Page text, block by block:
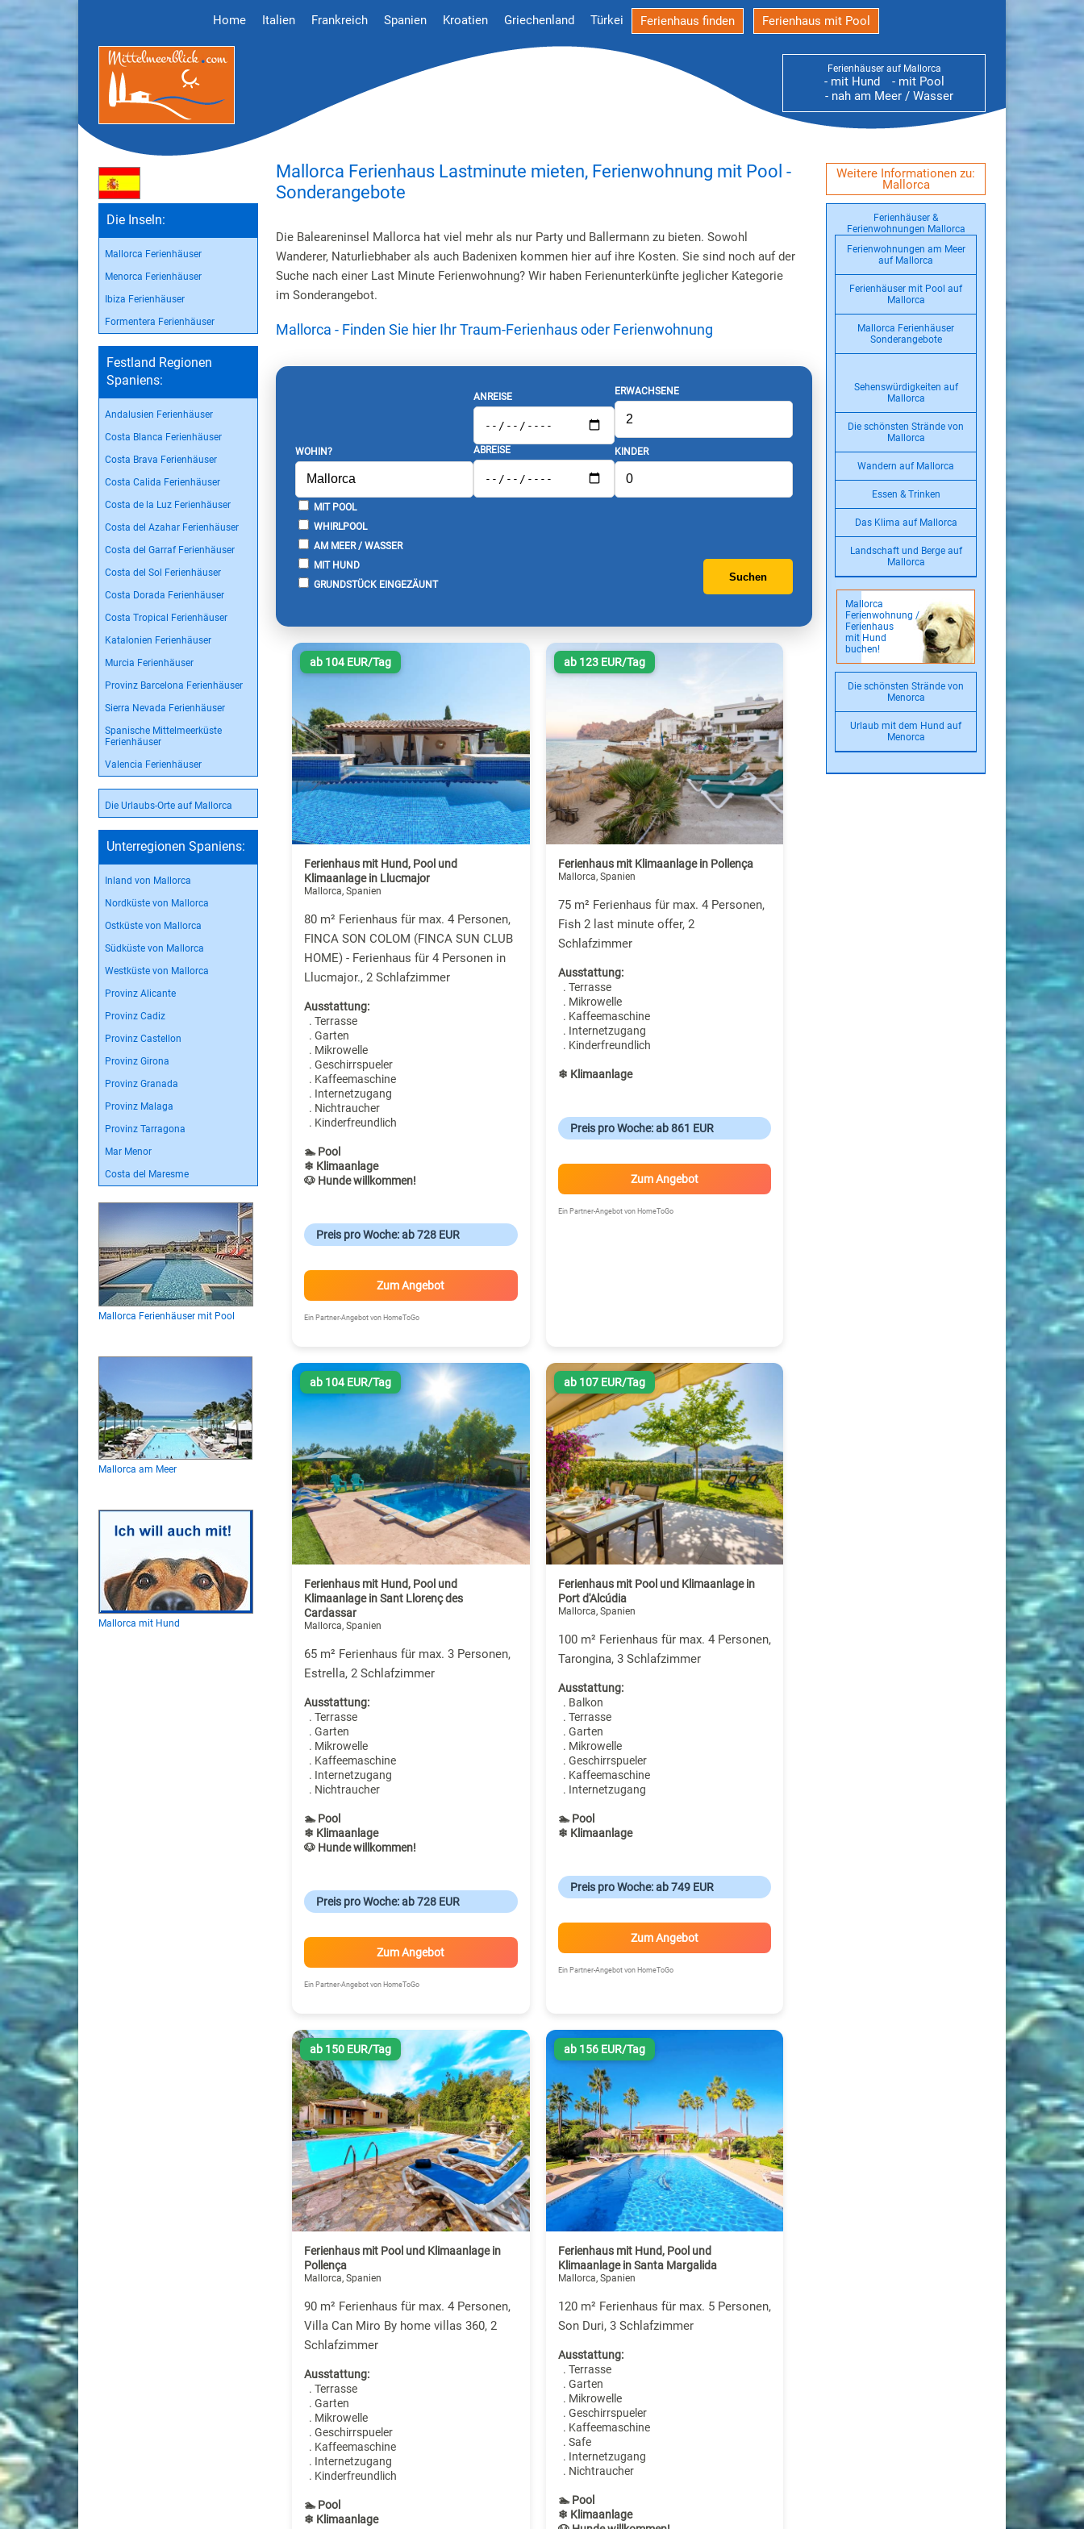
Home Italien Frankreich Spanien Kroatien Griechenland Türkei Ferienhaus finden Ferienhaus mit Pool
Ferienhäuser auf Mallorca
- mit Hund
- mit Pool
- nah am Meer / Wasser
Die Inseln:
Mallorca Ferienhäuser
Menorca Ferienhäuser
Ibiza Ferienhäuser
Formentera Ferienhäuser
Festland Regionen
Spaniens:
Andalusien Ferienhäuser
Costa Blanca Ferienhäuser
Costa Brava Ferienhäuser
Costa Calida Ferienhäuser
Costa de la Luz Ferienhäuser
Costa del Azahar Ferienhäuser
Costa del Garraf Ferienhäuser
Costa del Sol Ferienhäuser
Costa Dorada Ferienhäuser
Costa Tropical Ferienhäuser
Katalonien Ferienhäuser
Murcia Ferienhäuser
Provinz Barcelona Ferienhäuser
Sierra Nevada Ferienhäuser
Spanische Mittelmeerküste
Ferienhäuser
Valencia Ferienhäuser
Die Urlaubs-Orte auf Mallorca
Unterregionen Spaniens:
Inland von Mallorca
Nordküste von Mallorca
Ostküste von Mallorca
Südküste von Mallorca
Westküste von Mallorca
Provinz Alicante
Provinz Cadiz
Provinz Castellon
Provinz Girona
Provinz Granada
Provinz Malaga
Provinz Tarragona
Mar Menor
Costa del Maresme
Mallorca Ferienhäuser mit Pool
Mallorca am Meer
Mallorca mit Hund
Weitere Informationen zu:
Mallorca
Ferienhäuser &
Ferienwohnungen Mallorca
Ferienwohnungen am Meer
auf Mallorca
Ferienhäuser mit Pool auf
Mallorca
Mallorca Ferienhäuser
Sonderangebote
Sehenswürdigkeiten auf
Mallorca
Die schönsten Strände von
Mallorca
Wandern auf Mallorca
Essen & Trinken
Das Klima auf Mallorca
Landschaft und Berge auf
Mallorca
Mallorca
Ferienwohnung /
Ferienhaus
mit Hund
buchen!
Die schönsten Strände von
Menorca
Urlaub mit dem Hund auf
Menorca
Mallorca Ferienhaus Lastminute mieten, Ferienwohnung mit Pool -
Sonderangebote
Die Baleareninsel Mallorca hat viel mehr als nur Party und Ballermann zu bieten. Sowohl
Wanderer, Naturliebhaber als auch Badenixen kommen hier auf ihre Kosten. Sie sind noch auf der
Suche nach einer Last Minute Ferienwohnung? Wir haben Ferienunterkünfte jeglicher Kategorie
im Sonderangebot.
Mallorca - Finden Sie hier Ihr Traum-Ferienhaus oder Ferienwohnung
WOHIN?
ANREISE
ABREISE
ERWACHSENE
KINDER
MIT POOL
WHIRLPOOL
AM MEER / WASSER
MIT HUND
GRUNDSTÜCK EINGEZÄUNT
Suchen
ab 104 EUR/Tag
Ferienhaus mit Hund, Pool und
Klimaanlage in Llucmajor
Mallorca, Spanien
80 m² Ferienhaus für max. 4 Personen,
FINCA SON COLOM (FINCA SUN CLUB
HOME) - Ferienhaus für 4 Personen in
Llucmajor., 2 Schlafzimmer
Ausstattung:
. Terrasse
. Garten
. Mikrowelle
. Geschirrspueler
. Kaffeemaschine
. Internetzugang
. Nichtraucher
. Kinderfreundlich
🏊 Pool
❄ Klimaanlage
🐶 Hunde willkommen!
Preis pro Woche: ab 728 EUR
Zum Angebot
Ein Partner-Angebot von HomeToGo
ab 123 EUR/Tag
Ferienhaus mit Klimaanlage in Pollença
Mallorca, Spanien
75 m² Ferienhaus für max. 4 Personen,
Fish 2 last minute offer, 2
Schlafzimmer
Ausstattung:
. Terrasse
. Mikrowelle
. Kaffeemaschine
. Internetzugang
. Kinderfreundlich
❄ Klimaanlage
Preis pro Woche: ab 861 EUR
Zum Angebot
Ein Partner-Angebot von HomeToGo
ab 104 EUR/Tag
Ferienhaus mit Hund, Pool und
Klimaanlage in Sant Llorenç des
Cardassar
Mallorca, Spanien
65 m² Ferienhaus für max. 3 Personen,
Estrella, 2 Schlafzimmer
Ausstattung:
. Terrasse
. Garten
. Mikrowelle
. Kaffeemaschine
. Internetzugang
. Nichtraucher
🏊 Pool
❄ Klimaanlage
🐶 Hunde willkommen!
Preis pro Woche: ab 728 EUR
Zum Angebot
Ein Partner-Angebot von HomeToGo
ab 107 EUR/Tag
Ferienhaus mit Pool und Klimaanlage in
Port d'Alcúdia
Mallorca, Spanien
100 m² Ferienhaus für max. 4 Personen,
Tarongina, 3 Schlafzimmer
Ausstattung:
. Balkon
. Terrasse
. Garten
. Mikrowelle
. Geschirrspueler
. Kaffeemaschine
. Internetzugang
🏊 Pool
❄ Klimaanlage
Preis pro Woche: ab 749 EUR
Zum Angebot
Ein Partner-Angebot von HomeToGo
ab 150 EUR/Tag
Ferienhaus mit Pool und Klimaanlage in
Pollença
Mallorca, Spanien
90 m² Ferienhaus für max. 4 Personen,
Villa Can Miro By home villas 360, 2
Schlafzimmer
Ausstattung:
. Terrasse
. Garten
. Mikrowelle
. Geschirrspueler
. Kaffeemaschine
. Internetzugang
. Kinderfreundlich
🏊 Pool
❄ Klimaanlage
ab 156 EUR/Tag
Ferienhaus mit Hund, Pool und
Klimaanlage in Santa Margalida
Mallorca, Spanien
120 m² Ferienhaus für max. 5 Personen,
Son Duri, 3 Schlafzimmer
Ausstattung:
. Terrasse
. Garten
. Mikrowelle
. Geschirrspueler
. Kaffeemaschine
. Safe
. Internetzugang
. Nichtraucher
🏊 Pool
❄ Klimaanlage